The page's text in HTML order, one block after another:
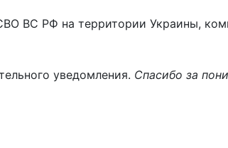
ВС РФ на территории Украины,
уведомления. Спасибо за